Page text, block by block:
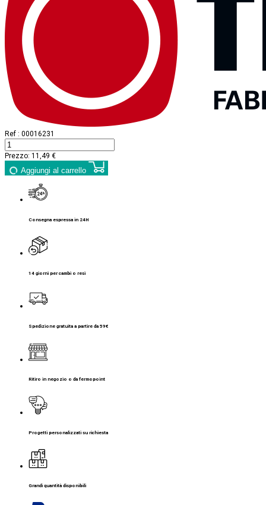
Ref : 00016231
Prezzo: 11,49 €
Aggiungi al carrello
Consegna espressa in 24H
14 giorni per cambi o resi
Spedizione gratuita a partire da 59€
Ritiro in negozio o da fermopoint
Progetti personalizzati su richiesta
Grandi quantità disponibili